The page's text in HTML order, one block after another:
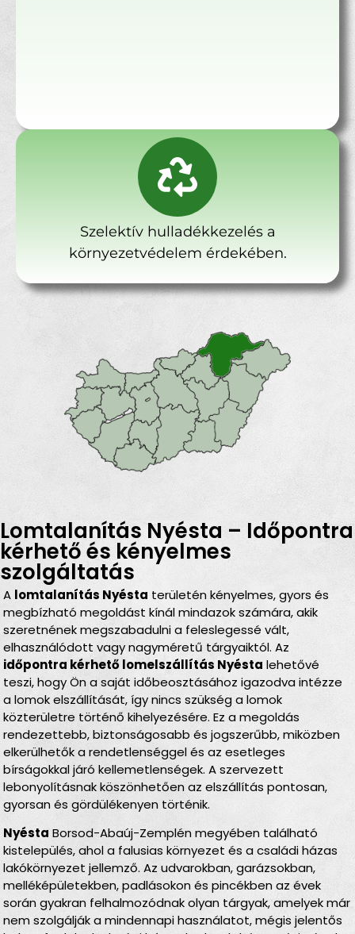
Szelektív hulladékkezelés a
környezetvédelem érdekében.
Lomtalanítás Nyésta – Időpontra
kérhető és kényelmes
szolgáltatás
A lomtalanítás Nyésta területén kényelmes, gyors és
megbízható megoldást kínál mindazok számára, akik
szeretnének megszabadulni a feleslegessé vált,
elhasználódott vagy nagyméretű tárgyaiktól. Az
időpontra kérhető lomelszállítás Nyésta lehetővé
teszi, hogy Ön a saját időbeosztásához igazodva intézze
a lomok elszállítását, így nincs szükség a lomok
közterületre történő kihelyezésére. Ez a megoldás
rendezettebb, biztonságosabb és jogszerűbb, miközben
elkerülhetők a rendetlenséggel és az esetleges
bírságokkal járó kellemetlenségek. A szervezett
lebonyolításnak köszönhetően az elszállítás pontosan,
gyorsan és gördülékenyen történik.
Nyésta Borsod-Abaúj-Zemplén megyében található
kistelepülés, ahol a falusias környezet és a családi házas
lakókörnyezet jellemző. Az udvarokban, garázsokban,
melléképületekben, padlásokon és pincékben az évek
során gyakran felhalmozódnak olyan tárgyak, amelyek már
nem szolgálják a mindennapi használatot, mégis jelentős